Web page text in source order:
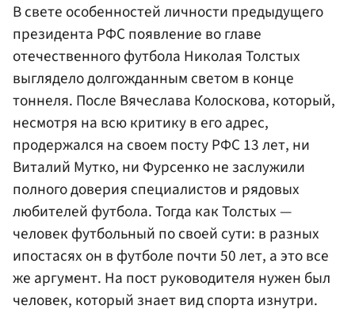
В свете особенностей личности предыдущего
президента РФС появление во главе
отечественного футбола Николая Толстых
выглядело долгожданным светом в конце
тоннеля. После Вячеслава Колоскова, который,
несмотря на всю критику в его адрес,
продержался на своем посту РФС 13 лет, ни
Виталий Мутко, ни Фурсенко не заслужили
полного доверия специалистов и рядовых
любителей футбола. Тогда как Толстых —
человек футбольный по своей сути: в разных
ипостасях он в футболе почти 50 лет, а это все
же аргумент. На пост руководителя нужен был
человек, который знает вид спорта изнутри.